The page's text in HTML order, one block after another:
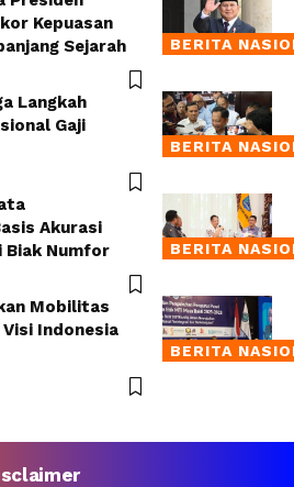
BERITA
Kepuasan
Sejarah
BERITA
Langkah
Gaji
BERITA
Akurasi
Biak Numfor
BERITA
Mobilitas
Indonesia